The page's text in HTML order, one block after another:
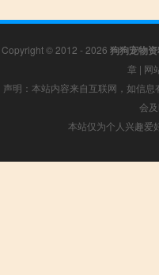
Copyright © 2012 - 2026 狗狗宠物
章 | 网
声明：本站内容来自互联网，如信
会
本站仅为个人兴趣爱